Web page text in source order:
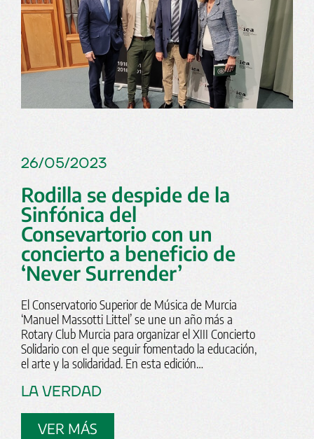
26/05/2023
Rodilla se despide de la
Sinfónica del
Consevartorio con un
concierto a beneficio de
‘Never Surrender’
El Conservatorio Superior de Música de Murcia
‘Manuel Massotti Littel’ se une un año más a
Rotary Club Murcia para organizar el XIII Concierto
Solidario con el que seguir fomentado la educación,
el arte y la solidaridad. En esta edición…
LA VERDAD
VER MÁS